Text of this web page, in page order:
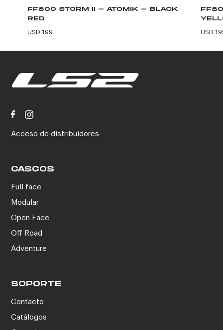
FF800 STORM II - ATOMIK - BLACK
RED
USD 199 USD
Acceso de distribuidores
CASCOS
Full face
Modular
Open Face
Off Road
Adventure
SOPORTE
Contacto
Catálogos